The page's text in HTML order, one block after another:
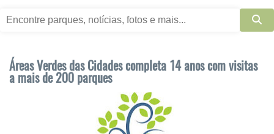
Áreas Verdes das Cidades completa 14 anos com visitas
a mais de 200 parques